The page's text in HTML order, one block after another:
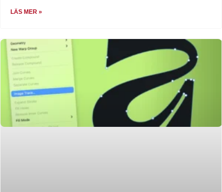
LÄS MER »